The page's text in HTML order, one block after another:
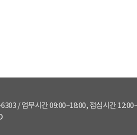
/ 업무시간 09:00~18:00, 점심시간